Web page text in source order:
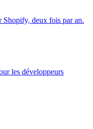
Shopify, deux fois par an.
les développeurs